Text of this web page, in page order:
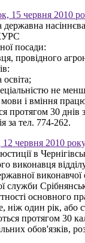
15 червня 2010
державна
посади:
провідного
не
і вміння
протягом 30 днів
за тел. 774-262.
червня 2010
в
виконавця
служби
основного
ніж один рік, або
протягом 30
обов'язків,